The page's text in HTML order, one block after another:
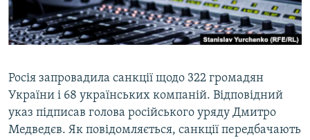
ВІДЕОУРОКИ «ELIFBE»
СВІДЧЕННЯ ОКУПАЦІЇ
ІНФОГРАФІКА
Русский
Qırımtatar
ДОЛУЧАЙСЯ!
Росія запровадила санкції щодо 322 громадян
України і 68 українських компаній. Відповідний
указ підписав голова російського уряду Дмитро
Медведєв. Як повідомляється, санкції передбачають